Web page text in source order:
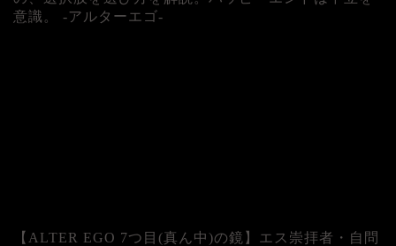
意識。 -アルターエゴ-
【ALTER EGO 7つ目(真ん中)の鏡】エス崇拝者・自問